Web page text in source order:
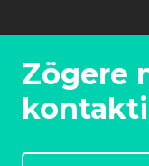
Zögere